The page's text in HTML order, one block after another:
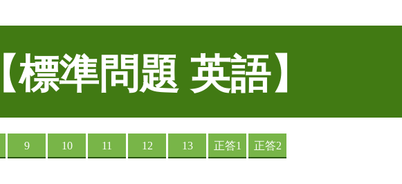
【標準問題 英語】